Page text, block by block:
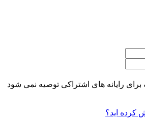
برای رایانه های اشتراکی توصیه نمی شود
کرده اید؟